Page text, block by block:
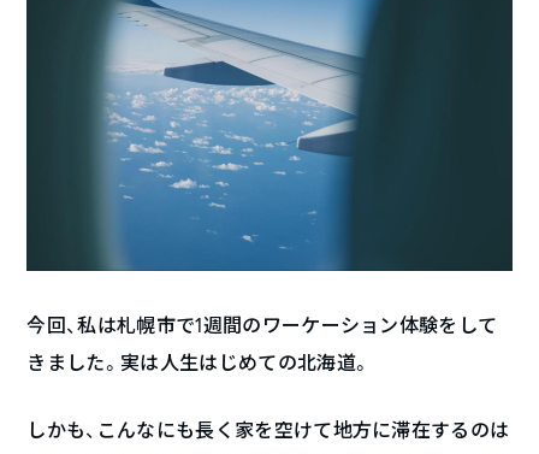
今回、私は札幌市で1週間のワーケーション体験をして
きました。実は人生はじめての北海道。
しかも、こんなにも長く家を空けて地方に滞在するのは